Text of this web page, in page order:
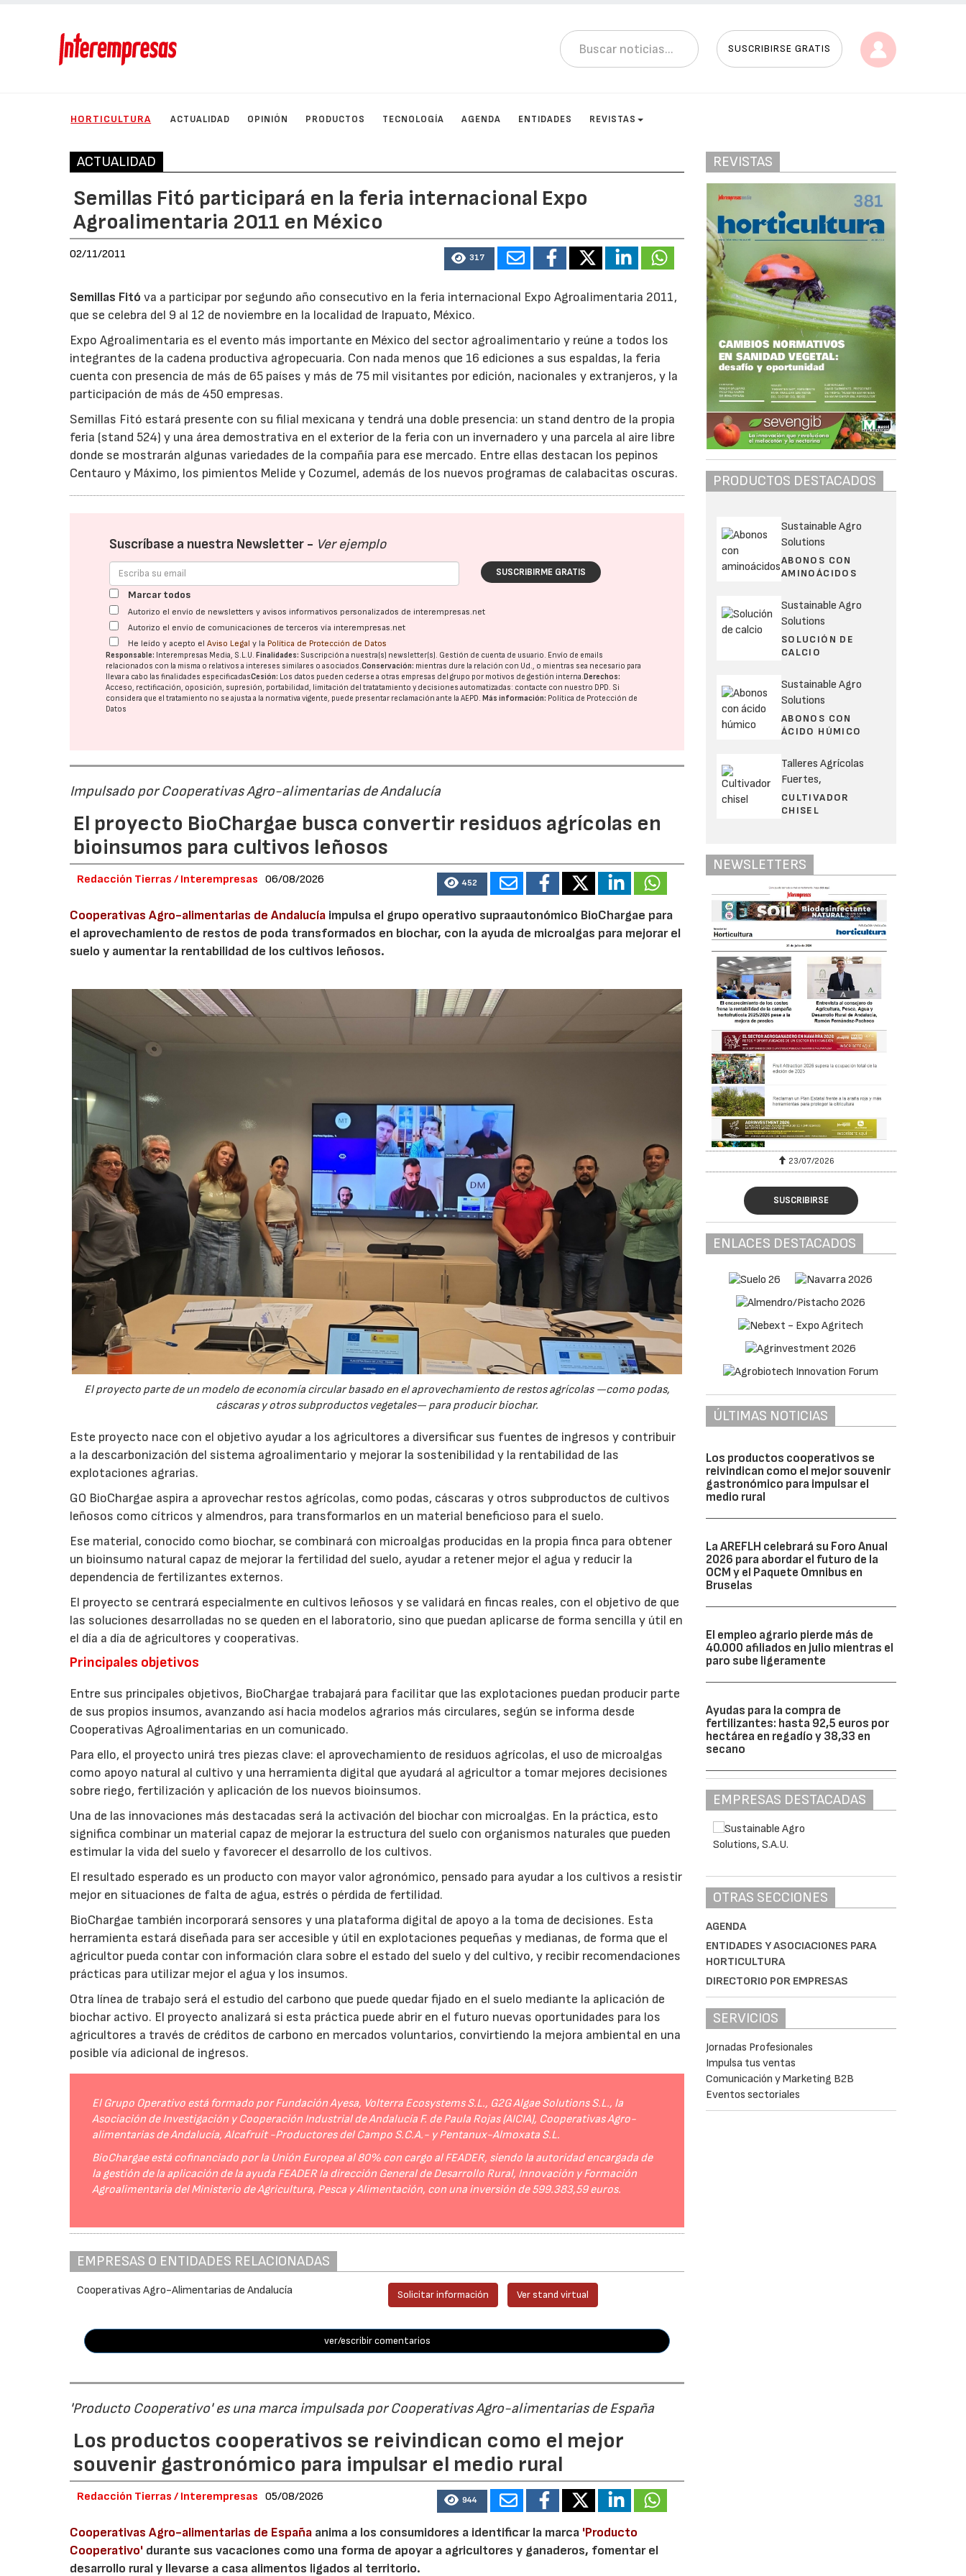
SUSCRIBIRSE GRATIS
HORTICULTURA ACTUALIDAD OPINIÓN PRODUCTOS TECNOLOGÍA AGENDA ENTIDADES REVISTAS
ACTUALIDAD
Semillas Fitó participará en la feria internacional Expo
Agroalimentaria 2011 en México
02/11/2011 317
Semillas Fitó va a participar por segundo año consecutivo en la feria internacional Expo Agroalimentaria 2011,
que se celebra del 9 al 12 de noviembre en la localidad de Irapuato, México.
Expo Agroalimentaria es el evento más importante en México del sector agroalimentario y reúne a todos los
integrantes de la cadena productiva agropecuaria. Con nada menos que 16 ediciones a sus espaldas, la feria
cuenta con presencia de más de 65 países y más de 75 mil visitantes por edición, nacionales y extranjeros, y la
participación de más de 450 empresas.
Semillas Fitó estará presente con su filial mexicana y tendrá una doble presencia: un stand dentro de la propia
feria (stand 524) y una área demostrativa en el exterior de la feria con un invernadero y una parcela al aire libre
donde se mostrarán algunas variedades de la compañía para ese mercado. Entre ellas destacan los pepinos
Centauro y Máximo, los pimientos Melide y Cozumel, además de los nuevos programas de calabacitas oscuras.
Suscríbase a nuestra Newsletter - Ver ejemplo
SUSCRIBIRME GRATIS
Marcar todos
Autorizo el envío de newsletters y avisos informativos personalizados de interempresas.net
Autorizo el envío de comunicaciones de terceros vía interempresas.net
He leído y acepto elAviso Legal y la Política de Protección de Datos
Responsable: Interempresas Media, S.L.U.Finalidades: Suscripción a nuestra(s) newsletter(s). Gestión de cuenta de usuario. Envío de emails
relacionados con la misma o relativos a intereses similares o asociados.Conservación: mientras dure la relación con Ud., o mientras sea necesario para
llevar a cabo las finalidades especificadasCesión: Los datos pueden cederse a otras empresas del grupo por motivos de gestión interna.Derechos:
Acceso, rectificación, oposición, supresión, portabilidad, limitación del tratatamiento y decisiones automatizadas: contacte con nuestro DPD. Si
considera que el tratamiento no se ajusta a la normativa vigente, puede presentar reclamación ante laAEPD.Más información: Política de Protección de
Datos
Impulsado por Cooperativas Agro-alimentarias de Andalucía
El proyecto BioChargae busca convertir residuos agrícolas en
bioinsumos para cultivos leñosos
Redacción Tierras / Interempresas 06/08/2026 452
Cooperativas Agro-alimentarias de Andalucía impulsa el grupo operativo supraautonómico BioChargae para
el aprovechamiento de restos de poda transformados en biochar, con la ayuda de microalgas para mejorar el
suelo y aumentar la rentabilidad de los cultivos leñosos.
El proyecto parte de un modelo de economía circular basado en el aprovechamiento de restos agrícolas —como podas,
cáscaras y otros subproductos vegetales— para producir biochar.
Este proyecto nace con el objetivo ayudar a los agricultores a diversificar sus fuentes de ingresos y contribuir
a la descarbonización del sistema agroalimentario y mejorar la sostenibilidad y la rentabilidad de las
explotaciones agrarias.
GO BioChargae aspira a aprovechar restos agrícolas, como podas, cáscaras y otros subproductos de cultivos
leñosos como cítricos y almendros, para transformarlos en un material beneficioso para el suelo.
Ese material, conocido como biochar, se combinará con microalgas producidas en la propia finca para obtener
un bioinsumo natural capaz de mejorar la fertilidad del suelo, ayudar a retener mejor el agua y reducir la
dependencia de fertilizantes externos.
El proyecto se centrará especialmente en cultivos leñosos y se validará en fincas reales, con el objetivo de que
las soluciones desarrolladas no se queden en el laboratorio, sino que puedan aplicarse de forma sencilla y útil en
el día a día de agricultores y cooperativas.
Principales objetivos
Entre sus principales objetivos, BioChargae trabajará para facilitar que las explotaciones puedan producir parte
de sus propios insumos, avanzando así hacia modelos agrarios más circulares, según se informa desde
Cooperativas Agroalimentarias en un comunicado.
Para ello, el proyecto unirá tres piezas clave: el aprovechamiento de residuos agrícolas, el uso de microalgas
como apoyo natural al cultivo y una herramienta digital que ayudará al agricultor a tomar mejores decisiones
sobre riego, fertilización y aplicación de los nuevos bioinsumos.
Una de las innovaciones más destacadas será la activación del biochar con microalgas. En la práctica, esto
significa combinar un material capaz de mejorar la estructura del suelo con organismos naturales que pueden
estimular la vida del suelo y favorecer el desarrollo de los cultivos.
El resultado esperado es un producto con mayor valor agronómico, pensado para ayudar a los cultivos a resistir
mejor en situaciones de falta de agua, estrés o pérdida de fertilidad.
BioChargae también incorporará sensores y una plataforma digital de apoyo a la toma de decisiones. Esta
herramienta estará diseñada para ser accesible y útil en explotaciones pequeñas y medianas, de forma que el
agricultor pueda contar con información clara sobre el estado del suelo y del cultivo, y recibir recomendaciones
prácticas para utilizar mejor el agua y los insumos.
Otra línea de trabajo será el estudio del carbono que puede quedar fijado en el suelo mediante la aplicación de
biochar activo. El proyecto analizará si esta práctica puede abrir en el futuro nuevas oportunidades para los
agricultores a través de créditos de carbono en mercados voluntarios, convirtiendo la mejora ambiental en una
posible vía adicional de ingresos.
El Grupo Operativo está formado por Fundación Ayesa, Volterra Ecosystems S.L., G2G Algae Solutions S.L., la
Asociación de Investigación y Cooperación Industrial de Andalucía F. de Paula Rojas (AICIA), Cooperativas Agro-
alimentarias de Andalucía, Alcafruit -Productores del Campo S.C.A.- y Pentanux-Almoxata S.L.
BioChargae está cofinanciado por la Unión Europea al 80% con cargo al FEADER, siendo la autoridad encargada de
la gestión de la aplicación de la ayuda FEADER la dirección General de Desarrollo Rural, Innovación y Formación
Agroalimentaria del Ministerio de Agricultura, Pesca y Alimentación, con una inversión de 599.383,59 euros.
EMPRESAS O ENTIDADES RELACIONADAS
Cooperativas Agro-Alimentarias de Andalucía Solicitar información Ver stand virtual
ver/escribir comentarios
'Producto Cooperativo' es una marca impulsada por Cooperativas Agro-alimentarias de España
Los productos cooperativos se reivindican como el mejor
souvenir gastronómico para impulsar el medio rural
Redacción Tierras / Interempresas 05/08/2026 944
Cooperativas Agro-alimentarias de España anima a los consumidores a identificar la marca 'Producto
Cooperativo' durante sus vacaciones como una forma de apoyar a agricultores y ganaderos, fomentar el
desarrollo rural y llevarse a casa alimentos ligados al territorio.
REVISTAS
PRODUCTOS DESTACADOS
Sustainable Agro
Solutions
ABONOS CON
AMINOÁCIDOS
Sustainable Agro
Solutions
SOLUCIÓN DE
CALCIO
Sustainable Agro
Solutions
ABONOS CON
ÁCIDO HÚMICO
Talleres Agrícolas
Fuertes,
CULTIVADOR
CHISEL
NEWSLETTERS
23/07/2026 30/07/2026 23/07/2026
SUSCRIBIRSE
ENLACES DESTACADOS
ÚLTIMAS NOTICIAS
Los productos cooperativos se
reivindican como el mejor souvenir
gastronómico para impulsar el
medio rural
La AREFLH celebrará su Foro Anual
2026 para abordar el futuro de la
OCM y el Paquete Omnibus en
Bruselas
El empleo agrario pierde más de
40.000 afiliados en julio mientras el
paro sube ligeramente
Ayudas para la compra de
fertilizantes: hasta 92,5 euros por
hectárea en regadío y 38,33 en
secano
EMPRESAS DESTACADAS
OTRAS SECCIONES
AGENDA
ENTIDADES Y ASOCIACIONES PARA
HORTICULTURA
DIRECTORIO POR EMPRESAS
SERVICIOS
Jornadas Profesionales
Impulsa tus ventas
Comunicación y Marketing B2B
Eventos sectoriales